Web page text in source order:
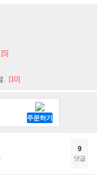
[5]
[10]
9
댓글